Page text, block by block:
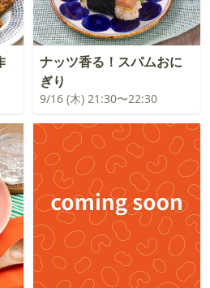
ナッツ香る！スパムおに
ぎり
9/16 (木) 21:30〜22:30